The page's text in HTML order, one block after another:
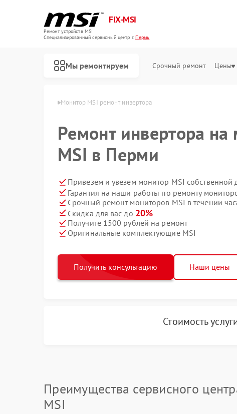
FIX-MSI
Ремонт устройств MSI
Специализированный cервисный центр г.Пермь
Мы ремонтируем Срочный ремонт Цены
Монитор MSI ремонт инвертора
Ремонт инвертора на
MSI в Перми
Привезем и увезем монитор MSI собственной
Гарантия на наши работы по ремонту
Срочный ремонт мониторов MSI в течении
Скидка для вас до 20%
Получите 1500 рублей на ремонт
Оригинальные комплектующие MSI
Получить консультацию Наши цены
Стоимость
Преимущества сервисного
MSI